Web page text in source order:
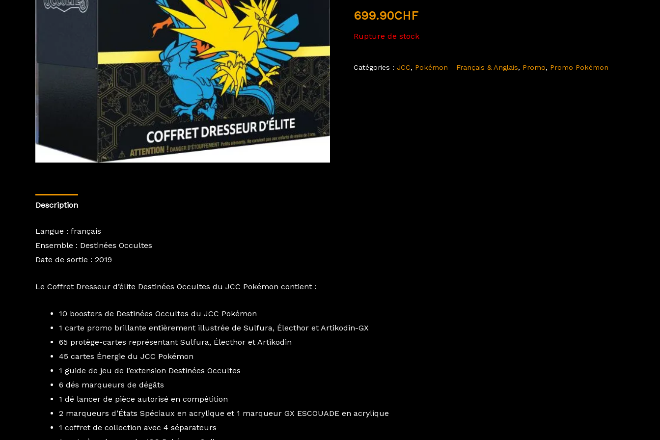
699.90CHF
Rupture de stock
Catégories : JCC, Pokémon - Français & Anglais, Promo, Promo Pokémon
Description
Langue : français
Ensemble : Destinées Occultes
Date de sortie : 2019
Le Coffret Dresseur d’élite Destinées Occultes du JCC Pokémon contient :
10 boosters de Destinées Occultes du JCC Pokémon
1 carte promo brillante entièrement illustrée de Sulfura, Électhor et Artikodin-GX
65 protège-cartes représentant Sulfura, Électhor et Artikodin
45 cartes Énergie du JCC Pokémon
1 guide de jeu de l’extension Destinées Occultes
6 dés marqueurs de dégâts
1 dé lancer de pièce autorisé en compétition
2 marqueurs d’États Spéciaux en acrylique et 1 marqueur GX ESCOUADE en acrylique
1 coffret de collection avec 4 séparateurs